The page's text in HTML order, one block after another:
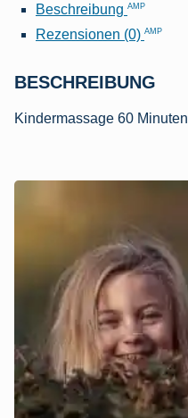
Beschreibung AMP
Rezensionen (0) AMP
BESCHREIBUNG
Kindermassage 60 Minuten